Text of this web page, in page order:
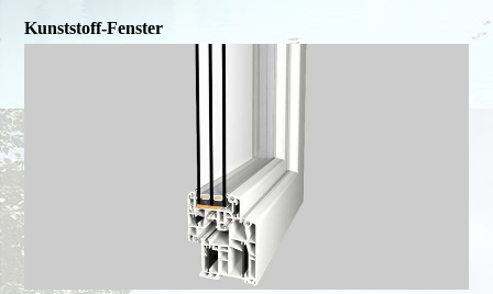
Kunststoff-Fenster